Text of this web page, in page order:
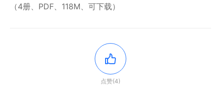
（4册、PDF、118M、可下载）
点赞(4)